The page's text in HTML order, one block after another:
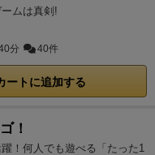
ムは真剣!
分 40件
ートに追加する
！
！何人でも遊べる「たった1